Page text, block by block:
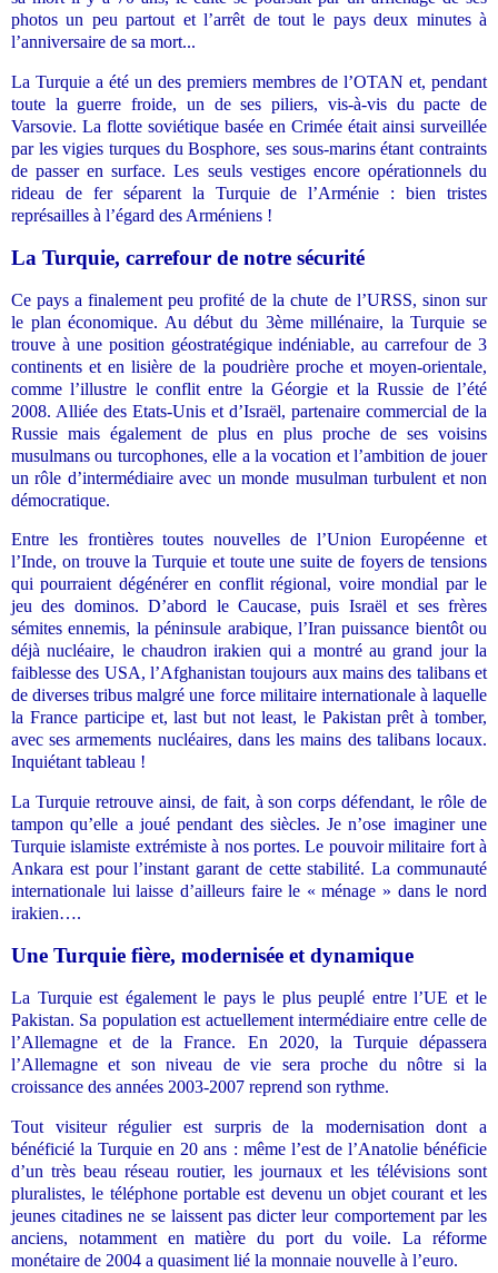
photos un peu partout et l’arrêt de tout le pays deux minutes à
l’anniversaire de sa mort...
La Turquie a été un des premiers membres de l’OTAN et, pendant
toute la guerre froide, un de ses piliers, vis-à-vis du pacte de
Varsovie. La flotte soviétique basée en Crimée était ainsi surveillée
par les vigies turques du Bosphore, ses sous-marins étant contraints
de passer en surface. Les seuls vestiges encore opérationnels du
rideau de fer séparent la Turquie de l’Arménie : bien tristes
représailles à l’égard des Arméniens !
La Turquie, carrefour de notre sécurité
Ce pays a finalement peu profité de la chute de l’URSS, sinon sur
le plan économique. Au début du 3ème millénaire, la Turquie se
trouve à une position géostratégique indéniable, au carrefour de 3
continents et en lisière de la poudrière proche et moyen-orientale,
comme l’illustre le conflit entre la Géorgie et la Russie de l’été
2008. Alliée des Etats-Unis et d’Israël, partenaire commercial de la
Russie mais également de plus en plus proche de ses voisins
musulmans ou turcophones, elle a la vocation et l’ambition de jouer
un rôle d’intermédiaire avec un monde musulman turbulent et non
démocratique.
Entre les frontières toutes nouvelles de l’Union Européenne et
l’Inde, on trouve la Turquie et toute une suite de foyers de tensions
qui pourraient dégénérer en conflit régional, voire mondial par le
jeu des dominos. D’abord le Caucase, puis Israël et ses frères
sémites ennemis, la péninsule arabique, l’Iran puissance bientôt ou
déjà nucléaire, le chaudron irakien qui a montré au grand jour la
faiblesse des USA, l’Afghanistan toujours aux mains des talibans et
de diverses tribus malgré une force militaire internationale à laquelle
la France participe et, last but not least, le Pakistan prêt à tomber,
avec ses armements nucléaires, dans les mains des talibans locaux.
Inquiétant tableau !
La Turquie retrouve ainsi, de fait, à son corps défendant, le rôle de
tampon qu’elle a joué pendant des siècles. Je n’ose imaginer une
Turquie islamiste extrémiste à nos portes. Le pouvoir militaire fort à
Ankara est pour l’instant garant de cette stabilité. La communauté
internationale lui laisse d’ailleurs faire le « ménage » dans le nord
irakien….
Une Turquie fière, modernisée et dynamique
La Turquie est également le pays le plus peuplé entre l’UE et le
Pakistan. Sa population est actuellement intermédiaire entre celle de
l’Allemagne et de la France. En 2020, la Turquie dépassera
l’Allemagne et son niveau de vie sera proche du nôtre si la
croissance des années 2003-2007 reprend son rythme.
Tout visiteur régulier est surpris de la modernisation dont a
bénéficié la Turquie en 20 ans : même l’est de l’Anatolie bénéficie
d’un très beau réseau routier, les journaux et les télévisions sont
pluralistes, le téléphone portable est devenu un objet courant et les
jeunes citadines ne se laissent pas dicter leur comportement par les
anciens, notamment en matière du port du voile. La réforme
monétaire de 2004 a quasiment lié la monnaie nouvelle à l’euro.